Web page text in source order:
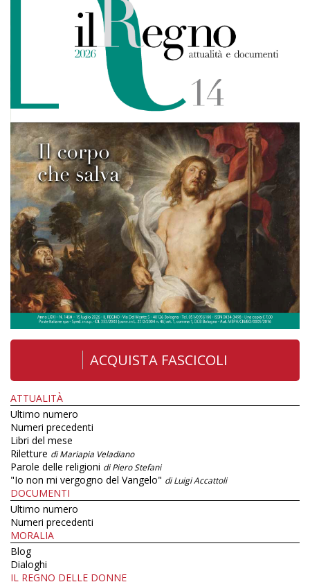
ACQUISTA FASCICOLI
ATTUALITÀ
Ultimo numero
Numeri precedenti
Libri del mese
Riletture di Mariapia Veladiano
Parole delle religioni di Piero Stefani
"Io non mi vergogno del Vangelo" di Luigi Accattoli
DOCUMENTI
Ultimo numero
Numeri precedenti
MORALIA
Blog
Dialoghi
IL REGNO DELLE DONNE